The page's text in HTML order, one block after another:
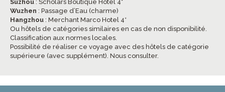
Suzhou : Scholars Boutique Hotel 4*
Wuzhen : Passage d’Eau (charme)
Hangzhou : Merchant Marco Hotel 4*
Ou hôtels de catégories similaires en cas de non disponibilité.
Classification aux normes locales.
Possibilité de réaliser ce voyage avec des hôtels de catégorie
supérieure (avec supplément). Nous consulter.